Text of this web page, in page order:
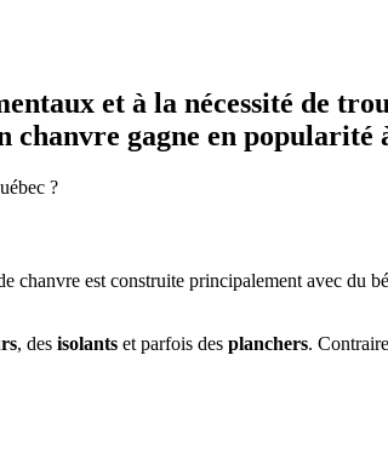
et à la nécessité de
chanvre gagne en popularité
?
chanvre est construite principalement avec du
, des isolants et parfois des planchers.